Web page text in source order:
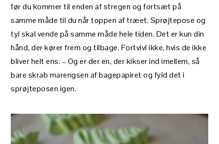
før du kommer til enden af stregen og fortsæt på
samme måde til du når toppen af træet. Sprøjtepose og
tyl skal vende på samme måde hele tiden. Det er kun din
hånd, der kører frem og tilbage. Fortvivl ikke, hvis de ikke
bliver helt ens. – Og er der en, der kikser ind imellem, så
bare skrab marengsen af bagepapiret og fyld det i
sprøjteposen igen.